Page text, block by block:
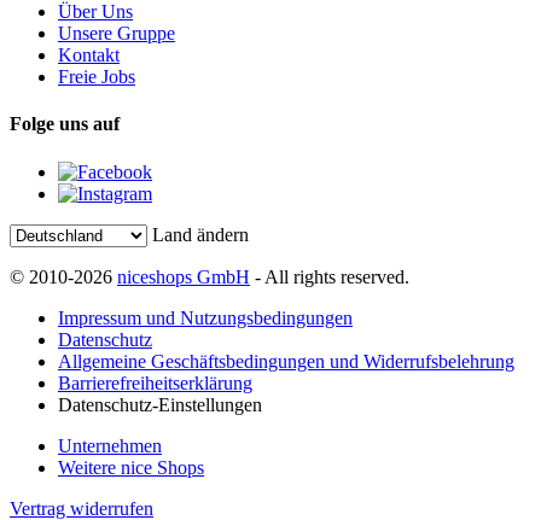
Über Uns
Unsere Gruppe
Kontakt
Freie Jobs
Folge uns auf
Land ändern
© 2010-2026 niceshops GmbH - All rights reserved.
Impressum und Nutzungsbedingungen
Datenschutz
Allgemeine Geschäftsbedingungen und Widerrufsbelehrung
Barrierefreiheitserklärung
Datenschutz-Einstellungen
Unternehmen
Weitere nice Shops
Vertrag widerrufen